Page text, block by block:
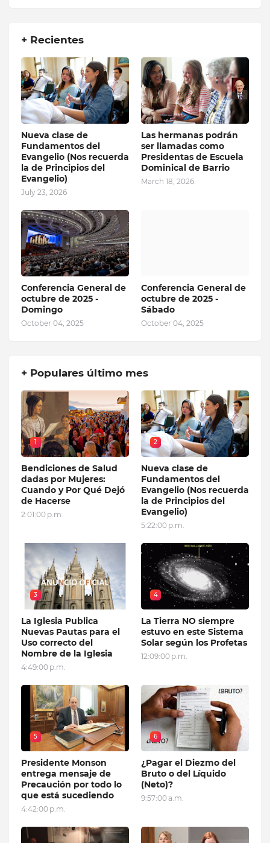
+ Recientes
Nueva clase de
Fundamentos del
Evangelio (Nos recuerda
la de Principios del
Evangelio)
July 23, 2026
Las hermanas podrán
ser llamadas como
Presidentas de Escuela
Dominical de Barrio
March 18, 2026
Conferencia General de
octubre de 2025 -
Domingo
October 04, 2025
Conferencia General de
octubre de 2025 -
Sábado
October 04, 2025
+ Populares último mes
1
Bendiciones de Salud
dadas por Mujeres:
Cuando y Por Qué Dejó
de Hacerse
2:01:00 p.m.
2
Nueva clase de
Fundamentos del
Evangelio (Nos recuerda
la de Principios del
Evangelio)
5:22:00 p.m.
3
La Iglesia Publica
Nuevas Pautas para el
Uso correcto del
Nombre de la Iglesia
4:49:00 p.m.
4
La Tierra NO siempre
estuvo en este Sistema
Solar según los Profetas
12:09:00 p.m.
5
Presidente Monson
entrega mensaje de
Precaución por todo lo
que está sucediendo
4:42:00 p.m.
6
¿Pagar el Diezmo del
Bruto o del Líquido
(Neto)?
9:57:00 a.m.